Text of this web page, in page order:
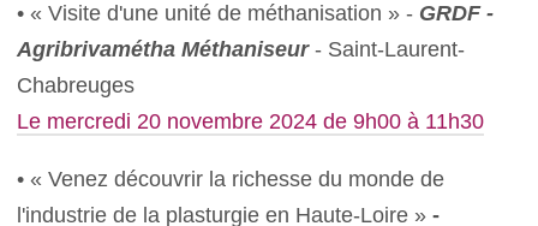
• « Visite d'une unité de méthanisation » - GRDF -
Agribrivamétha Méthaniseur- Saint-Laurent-
Chabreuges
Le mercredi 20 novembre 2024 de 9h00 à 11h30
• « Venez découvrir la richesse du monde de
l'industrie de la plasturgie en Haute-Loire »-